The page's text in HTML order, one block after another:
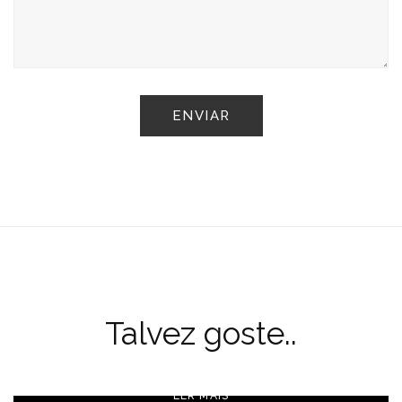
Talvez goste..
LER MAIS